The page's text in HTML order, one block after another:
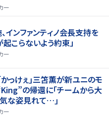
ー
インファンティノ会長支持を
こらないよう約束」
ー
っけぇ｣三笘薫が新ユニのモ
の帰還に｢チームから大
な姿見れて…｣
ー